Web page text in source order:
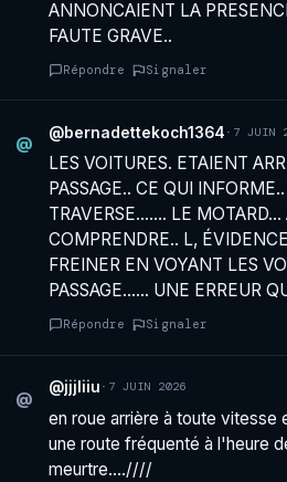
ANNONCAIENT LA
FAUTE GRAVE..
Répondre Signaler
@
@bernadettekoch1364 · 7 JUIN
LES VOITURES. ETAIENT
PASSAGE.. CE QUI
TRAVERSE……. LE MOTARD…
COMPRENDRE.. L,
FREINER EN VOYANT LES
PASSAGE…… UNE ERREUR
Répondre Signaler
@
@jjjliiu · 7 JUIN 2026
en roue arrière à toute vitesse
une route fréquenté à l'heure
meurtre….////